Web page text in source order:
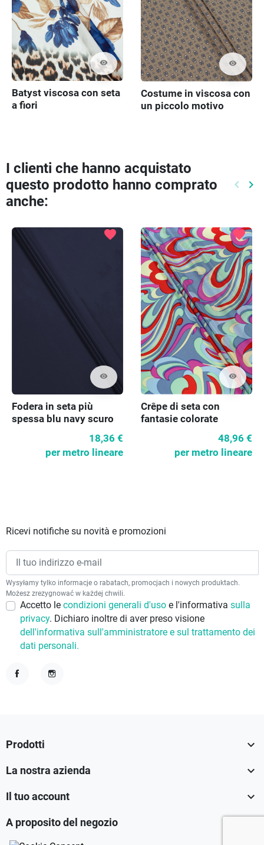
visibility
Batyst viscosa con seta
a fiori
visibility
Costume in viscosa con
un piccolo motivo
I clienti che hanno acquistato
questo prodotto hanno comprato
anche:
keyboard_arrow_left keyboard_arrow_right
visibility
favorite
Fodera in seta più
spessa blu navy scuro
18,36 €
per metro lineare
visibility
favorite
Crêpe di seta con
fantasie colorate
48,96 €
per metro lineare
Ricevi notifiche su novità e promozioni
Wysyłamy tylko informacje o rabatach, promocjach i nowych produktach.
Możesz zrezygnować w każdej chwili.
Accetto le condizioni generali d'uso e l'informativa sulla
privacy. Dichiaro inoltre di aver preso visione
dell'informativa sull'amministratore e sul trattamento dei
dati personali.
Prodotti 
La nostra azienda 
Il tuo account 
A proposito del negozio